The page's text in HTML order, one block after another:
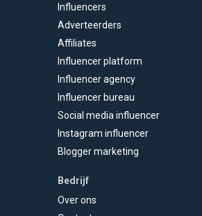
Influencers
Adverteerders
Affiliates
Influencer platform
Influencer agency
Influencer bureau
Social media influencer
Instagram influencer
Blogger marketing
Bedrijf
Over ons